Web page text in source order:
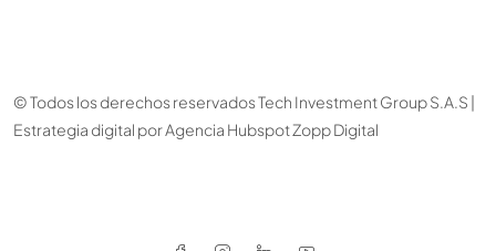
© Todos los derechos reservados Tech Investment Group S.A.S |
Estrategia digital porAgencia Hubspot Zopp Digital